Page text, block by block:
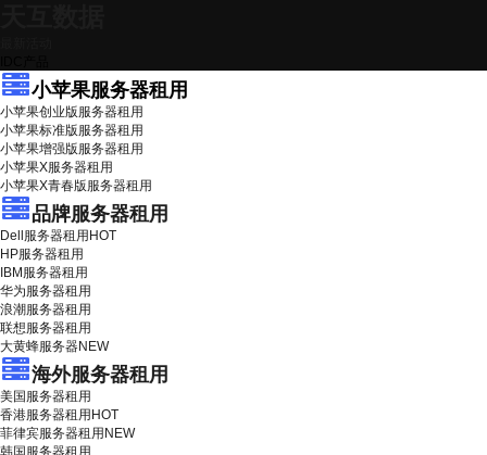
小苹果服务器租用
小苹果创业版服务器租用
小苹果标准版服务器租用
小苹果增强版服务器租用
小苹果X服务器租用
小苹果X青春版服务器租用
品牌服务器租用
Dell服务器租用 HOT
HP服务器租用
IBM服务器租用
华为服务器租用
浪潮服务器租用
联想服务器租用
大黄蜂服务器NEW
海外服务器租用
美国服务器租用
香港服务器租用 HOT
菲律宾服务器租用 NEW
韩国服务器租用